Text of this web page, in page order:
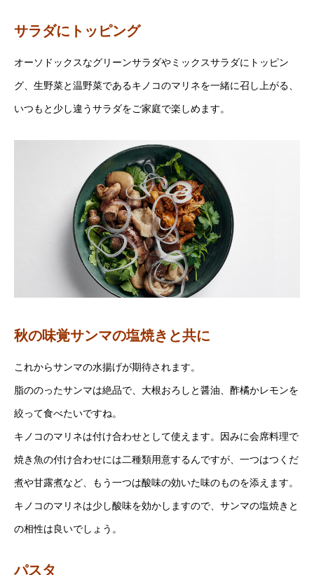
サラダにトッピング
オーソドックスなグリーンサラダやミックスサラダにトッピン
グ、生野菜と温野菜であるキノコのマリネを一緒に召し上がる、
いつもと少し違うサラダをご家庭で楽しめます。
秋の味覚サンマの塩焼きと共に
これからサンマの水揚げが期待されます。
脂ののったサンマは絶品で、大根おろしと醤油、酢橘かレモンを
絞って食べたいですね。
キノコのマリネは付け合わせとして使えます。因みに会席料理で
焼き魚の付け合わせには二種類用意するんですが、一つはつくだ
煮や甘露煮など、もう一つは酸味の効いた味のものを添えます。
キノコのマリネは少し酸味を効かしますので、サンマの塩焼きと
の相性は良いでしょう。
パスタ